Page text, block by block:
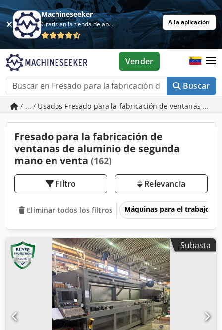
Machineseeker
Gratis en la tienda de aplicaciones A la aplicación
Buscar
Vender
/ ... / Usados Fresado para la fabricación de ventanas de
Fresado para la fabricación de
ventanas de aluminio de segunda
mano en venta (162)
Filtro Relevancia
Eliminar todos los filtros Máquinas para el trabajo
Subasta